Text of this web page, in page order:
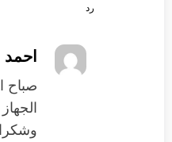
رد
احمد
‏صباح
وشكرا